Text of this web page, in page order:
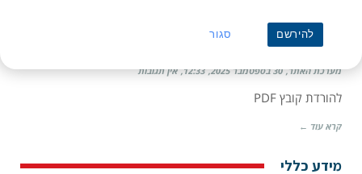
הדרכת מטופל לביצוע טיפול עצמאי בדיאליזה
פריטונאלית
מערכת האתר 30 בספטמבר 2025 12:33 אין תגובות
להורדת קובץ PDF
קרא עוד ←
מידע כללי
להירשם סגור